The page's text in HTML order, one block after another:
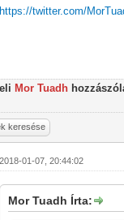
https://twitter.com/
Mor Tuadh
keresése
2018-01-07, 20:44:02
Mor Tuadh Írta: